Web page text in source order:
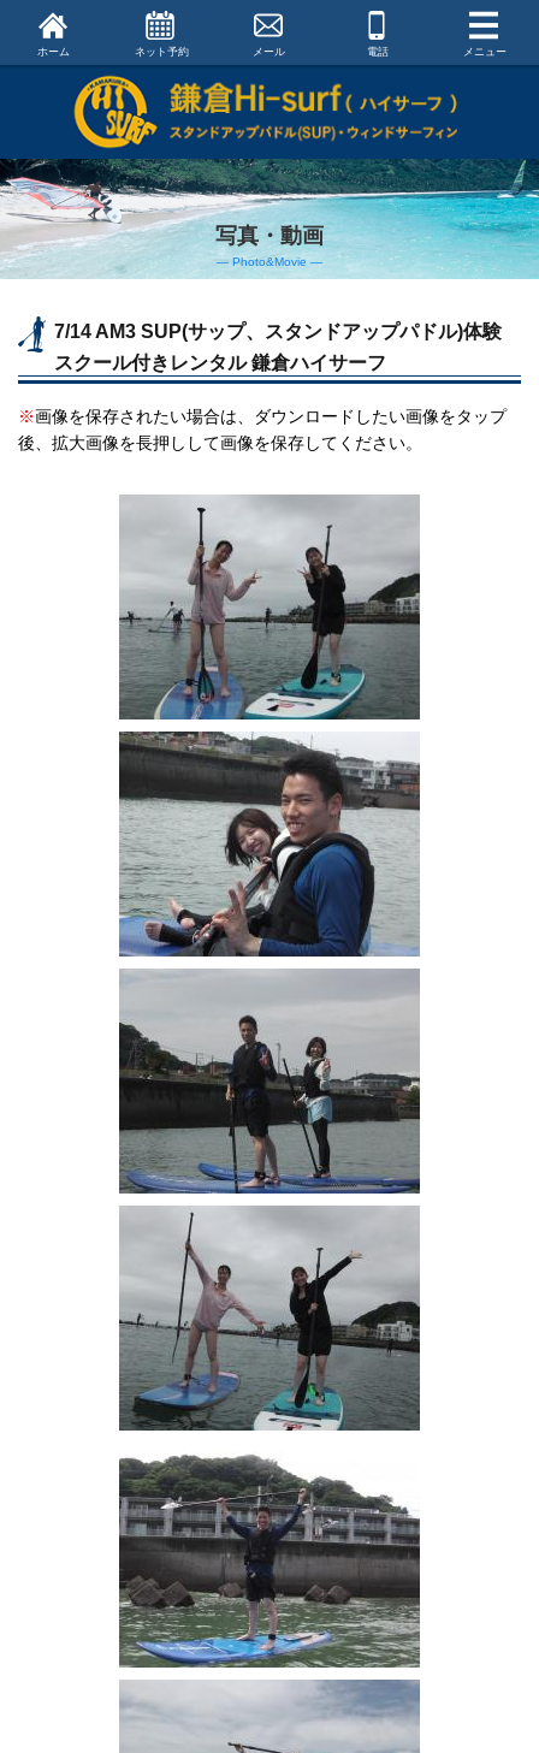
ホーム ネット予約 メール 電話 メニュー
写真・動画
― Photo&Movie ―
7/14 AM3 SUP(サップ、スタンドアップパドル)体験
スクール付きレンタル 鎌倉ハイサーフ
※画像を保存されたい場合は、ダウンロードしたい画像をタップ
後、拡大画像を長押しして画像を保存してください。